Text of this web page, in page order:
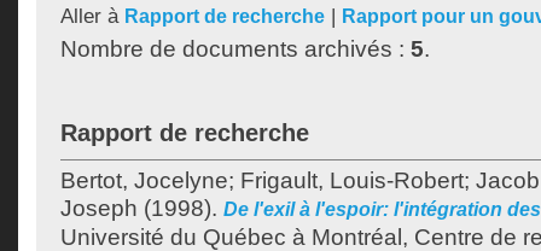
Aller à Rapport de recherche | Rapport pour un
Nombre de documents archivés : 5.
Rapport de recherche
Bertot, Jocelyne; Frigault, Louis-Robert;
Joseph (1998). De l'exil à l'espoir: l'intégration
Université du Québec à Montréal, Centre de